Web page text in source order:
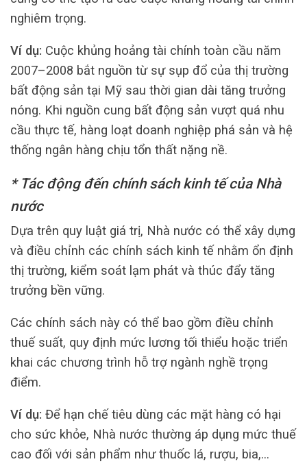
nghiêm trọng.
Ví dụ: Cuộc khủng hoảng tài chính toàn cầu năm
2007–2008 bắt nguồn từ sự sụp đổ của thị trường
bất động sản tại Mỹ sau thời gian dài tăng trưởng
nóng. Khi nguồn cung bất động sản vượt quá nhu
cầu thực tế, hàng loạt doanh nghiệp phá sản và hệ
thống ngân hàng chịu tổn thất nặng nề.
* Tác động đến chính sách kinh tế của Nhà
nước
Dựa trên quy luật giá trị, Nhà nước có thể xây dựng
và điều chỉnh các chính sách kinh tế nhằm ổn định
thị trường, kiểm soát lạm phát và thúc đẩy tăng
trưởng bền vững.
Các chính sách này có thể bao gồm điều chỉnh
thuế suất, quy định mức lương tối thiểu hoặc triển
khai các chương trình hỗ trợ ngành nghề trọng
điểm.
Ví dụ: Để hạn chế tiêu dùng các mặt hàng có hại
cho sức khỏe, Nhà nước thường áp dụng mức thuế
cao đối với sản phẩm như thuốc lá, rượu, bia,…